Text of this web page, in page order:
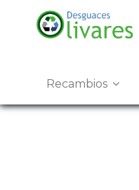
Recambios